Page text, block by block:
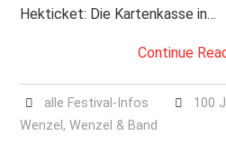
Hekticket: Die Kartenkasse in…
Continue
alle Festival-Infos 100
Wenzel,Wenzel & Band